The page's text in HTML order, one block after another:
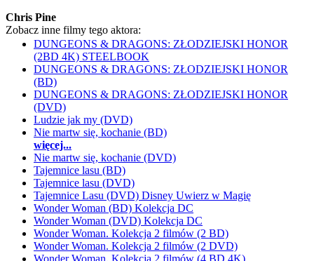
Chris Pine
Zobacz inne filmy tego aktora:
DUNGEONS & DRAGONS: ZŁODZIEJSKI HONOR
(2BD 4K) STEELBOOK
DUNGEONS & DRAGONS: ZŁODZIEJSKI HONOR
(BD)
DUNGEONS & DRAGONS: ZŁODZIEJSKI HONOR
(DVD)
Ludzie jak my (DVD)
Nie martw się, kochanie (BD)
więcej...
Nie martw się, kochanie (DVD)
Tajemnice lasu (BD)
Tajemnice lasu (DVD)
Tajemnice Lasu (DVD) Disney Uwierz w Magię
Wonder Woman (BD) Kolekcja DC
Wonder Woman (DVD) Kolekcja DC
Wonder Woman. Kolekcja 2 filmów (2 BD)
Wonder Woman. Kolekcja 2 filmów (2 DVD)
Wonder Woman. Kolekcja 2 filmów (4 BD 4K)